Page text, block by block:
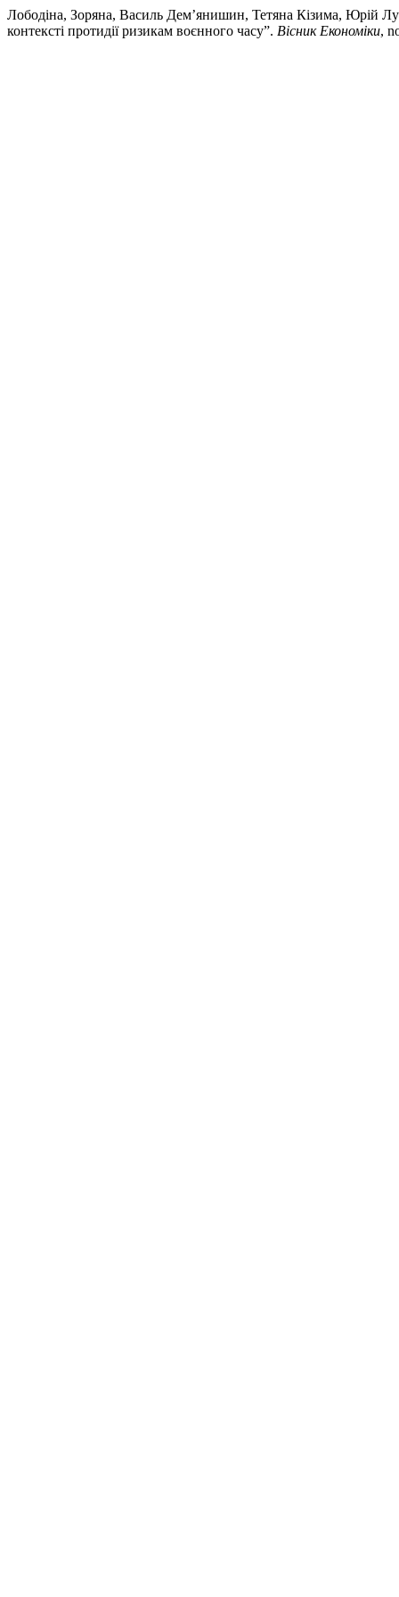
Лободіна, Зоряна, Василь Дем’янишин, Тетяна Кізима, Юрій
контексті протидії ризикам воєнного часу”. Вісник Економіки,